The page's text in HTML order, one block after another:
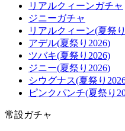
リアルクィーンガチャ
ジニーガチャ
リアルクィーン(夏祭
アデル(夏祭り2026)
ツバキ(夏祭り2026)
ジニー(夏祭り2026)
シウグナス(夏祭り
ピンクパンチ(夏祭り
常設ガチャ